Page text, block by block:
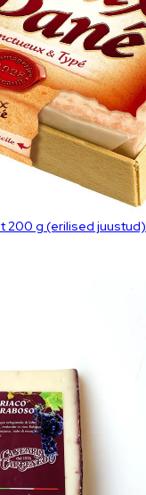
200 g (erilised juustud)